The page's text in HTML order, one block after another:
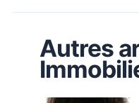
Autres